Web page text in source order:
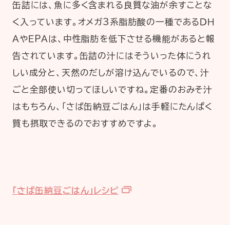
缶詰には、魚に多く含まれる良質な油が余すことな
く入っています。オメガ3系脂肪酸の一種であるＤＨ
ＡやＥPＡは、中性脂肪を低下させる機能があると報
告されています。缶詰の汁にはそういった体にうれ
しい成分と、天然のだしが溶け込んでいるので、汁
ごと全部使い切ってほしいですね。定番のおみそ汁
はもちろん、「さば缶納豆ごはん」は手軽にたんぱく
質も摂取できるのでおすすめですよ。
「さば缶納豆ごはん」レシピ